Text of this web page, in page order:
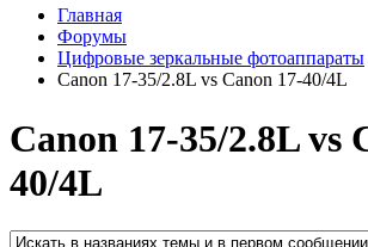
Главная
Форумы
Цифровые зеркальные фотоаппараты
Сanon 17-35/2.8L vs Сanon 17-40/4L
Сanon 17-35/2.8L vs
40/4L